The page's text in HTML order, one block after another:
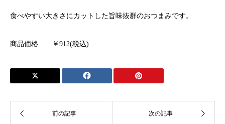
食べやすい大きさにカットした旨味抜群のおつまみです。
商品価格 ￥912(税込)